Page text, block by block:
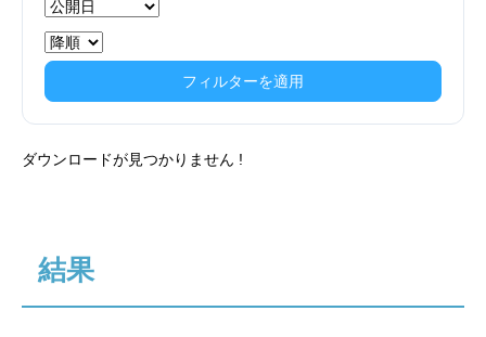
フィルターを適用
ダウンロードが見つかりません !
結果